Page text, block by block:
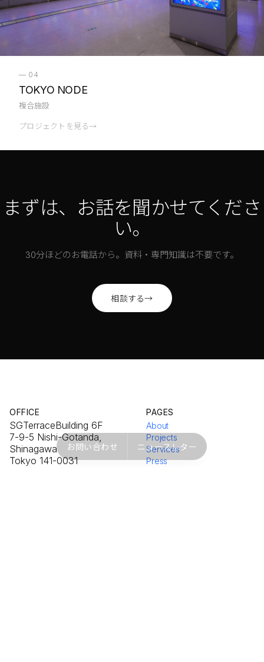
— 04
TOKYO NODE
複合施設
プロジェクトを見る→
まずは、お話を聞かせてくださ
い。
30分ほどのお電話から。資料・専門知識は不要です。
相談する→
OFFICE
SGTerraceBuilding 6F
7-9-5 Nishi-Gotanda,
Shinagawa
Tokyo 141-0031
PAGES
About
Projects
Services
Press
お問い合わせ ニュースレター